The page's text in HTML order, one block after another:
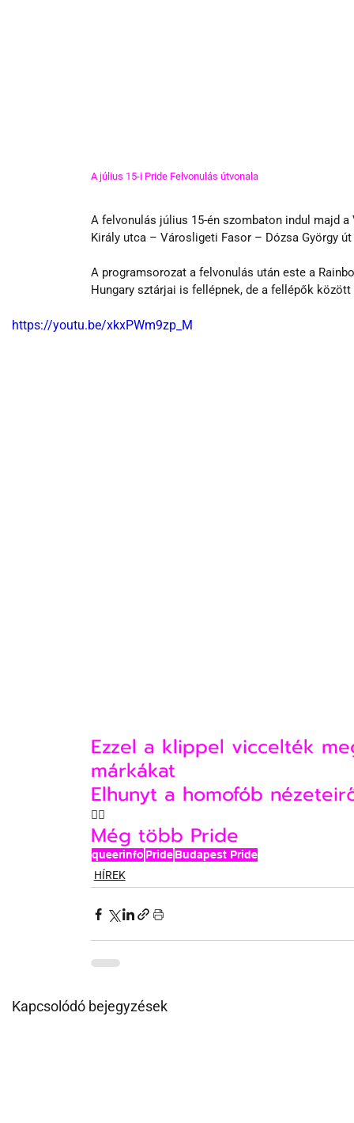
A július 15-i Pride Felvonulás útvonala
A felvonulás július 15-én szombaton indul majd
Király utca – Városligeti Fasor – Dózsa György
A programsorozat a felvonulás után este a
Hungary sztárjai is fellépnek, de a fellépők
https://youtu.be/xkxPWm9zp_M
Ezzel a klippel viccelték
márkákat
Elhunyt a homofób
🏳‍🌈
Még több Pride
queerinfo Pride Budapest Pride
HÍREK
Kapcsolódó bejegyzések